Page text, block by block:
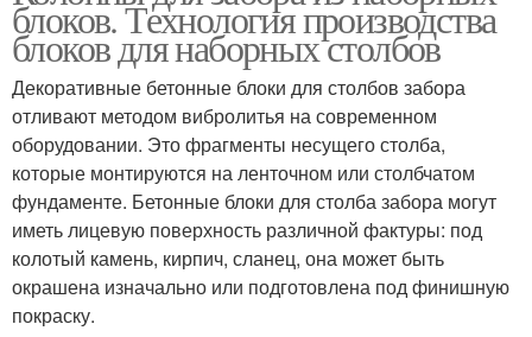
блоков. Технология производства
блоков для наборных столбов
Декоративные бетонные блоки для столбов забора
отливают методом вибролитья на современном
оборудовании. Это фрагменты несущего столба,
которые монтируются на ленточном или столбчатом
фундаменте. Бетонные блоки для столба забора могут
иметь лицевую поверхность различной фактуры: под
колотый камень, кирпич, сланец, она может быть
окрашена изначально или подготовлена под финишную
покраску.